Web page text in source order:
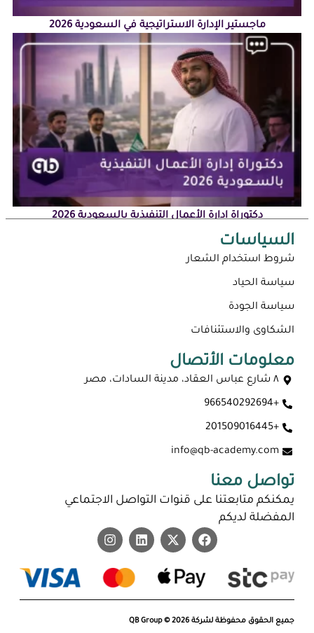
ماجستير الإدارة الاستراتيجية في السعودية 2026
دكتوراة إدارة الأعمال التنفيذية بالسعودية 2026
ماجستير عن بعد معتمد في السعودية 2026
السياسات
شروط استخدام الشعار
سياسة الحياد
سياسة الجودة
الشكاوى والاستئنافات
معلومات الأتصال
٨ شارع عباس العقاد، مدينة السادات، مصر
+966540292694
+201509016445
info@qb-academy.com
تواصل معنا
يمكنكم متابعتنا على قنوات التواصل الاجتماعي
المفضلة لديكم
جميع الحقوق محفوظة لشركة QB Group © 2026